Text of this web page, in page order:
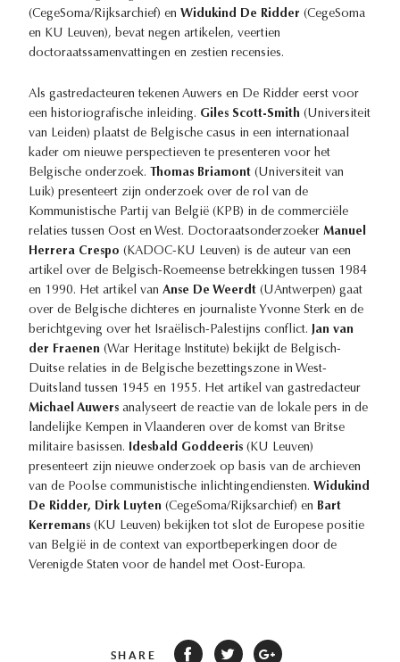
(CegeSoma/Rijksarchief) en Widukind De Ridder (CegeSoma
en KU Leuven), bevat negen artikelen, veertien
doctoraatssamenvattingen en zestien recensies.
Als gastredacteuren tekenen Auwers en De Ridder eerst voor
een historiografische inleiding. Giles Scott-Smith (Universiteit
van Leiden) plaatst de Belgische casus in een internationaal
kader om nieuwe perspectieven te presenteren voor het
Belgische onderzoek. Thomas Briamont (Universiteit van
Luik) presenteert zijn onderzoek over de rol van de
Kommunistische Partij van België (KPB) in de commerciële
relaties tussen Oost en West. Doctoraatsonderzoeker Manuel
Herrera Crespo (KADOC-KU Leuven) is de auteur van een
artikel over de Belgisch-Roemeense betrekkingen tussen 1984
en 1990. Het artikel van Anse De Weerdt (UAntwerpen) gaat
over de Belgische dichteres en journaliste Yvonne Sterk en de
berichtgeving over het Israëlisch-Palestijns conflict. Jan van
der Fraenen (War Heritage Institute) bekijkt de Belgisch-
Duitse relaties in de Belgische bezettingszone in West-
Duitsland tussen 1945 en 1955. Het artikel van gastredacteur
Michael Auwers analyseert de reactie van de lokale pers in de
landelijke Kempen in Vlaanderen over de komst van Britse
militaire basissen. Idesbald Goddeeris (KU Leuven)
presenteert zijn nieuwe onderzoek op basis van de archieven
van de Poolse communistische inlichtingendiensten. Widukind
De Ridder, Dirk Luyten (CegeSoma/Rijksarchief) en Bart
Kerremans (KU Leuven) bekijken tot slot de Europese positie
van België in de context van exportbeperkingen door de
Verenigde Staten voor de handel met Oost-Europa.
SHARE